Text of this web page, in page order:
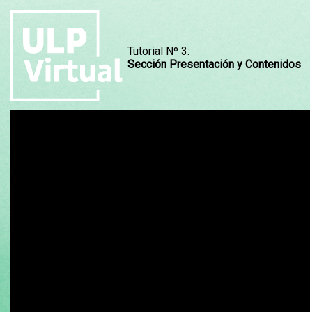
Tutorial Nº 3:
Sección Presentación y Contenidos